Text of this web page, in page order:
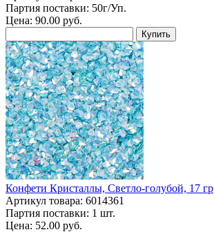
Партия поставки: 50г/Уп.
Цена: 90.00 руб.
Купить
Конфети Кристаллы, Светло-голубой, 17 гр
Артикул товара: 6014361
Партия поставки: 1 шт.
Цена: 52.00 руб.